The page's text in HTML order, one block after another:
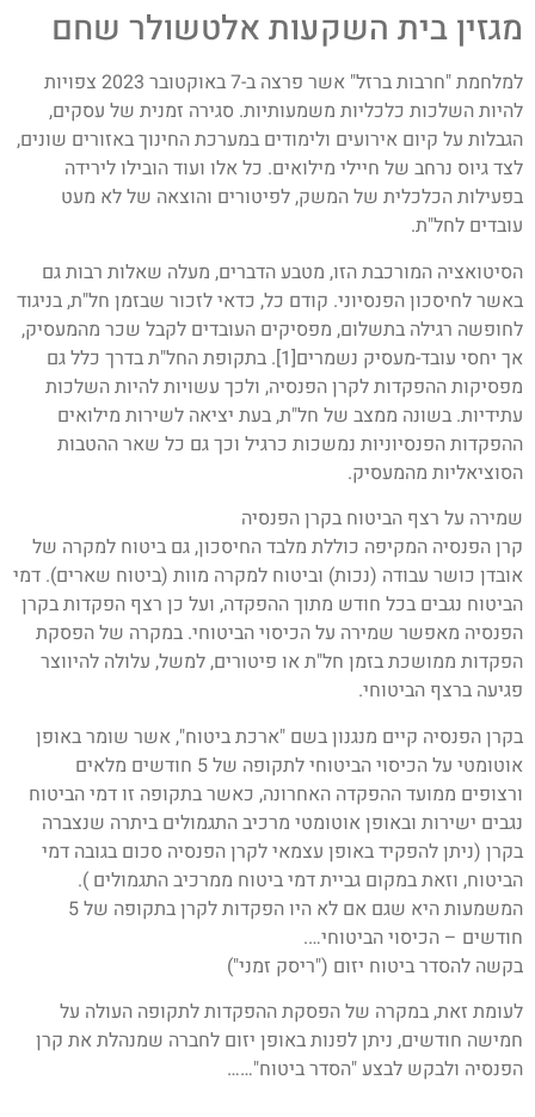
מגזין בית השקעות אלטשולר שחם
למלחמת "חרבות ברזל" אשר פרצה ב-7 באוקטובר 2023 צפויות
להיות השלכות כלכליות משמעותיות. סגירה זמנית של עסקים,
הגבלות על קיום אירועים ולימודים במערכת החינוך באזורים שונים,
לצד גיוס נרחב של חיילי מילואים. כל אלו ועוד הובילו לירידה
בפעילות הכלכלית של המשק, לפיטורים והוצאה של לא מעט
עובדים לחל"ת.
הסיטואציה המורכבת הזו, מטבע הדברים, מעלה שאלות רבות גם
באשר לחיסכון הפנסיוני. קודם כל, כדאי לזכור שבזמן חל"ת, בניגוד
לחופשה רגילה בתשלום, מפסיקים העובדים לקבל שכר מהמעסיק,
אך יחסי עובד-מעסיק נשמרים[1]. בתקופת החל"ת בדרך כלל גם
מפסיקות ההפקדות לקרן הפנסיה, ולכך עשויות להיות השלכות
עתידיות. בשונה ממצב של חל"ת, בעת יציאה לשירות מילואים
ההפקדות הפנסיוניות נמשכות כרגיל וכך גם כל שאר ההטבות
הסוציאליות מהמעסיק.
שמירה על רצף הביטוח בקרן הפנסיה
קרן הפנסיה המקיפה כוללת מלבד החיסכון, גם ביטוח למקרה של
אובדן כושר עבודה (נכות) וביטוח למקרה מוות (ביטוח שארים). דמי
הביטוח נגבים בכל חודש מתוך ההפקדה, ועל כן רצף הפקדות בקרן
הפנסיה מאפשר שמירה על הכיסוי הביטוחי. במקרה של הפסקת
הפקדות ממושכת בזמן חל"ת או פיטורים, למשל, עלולה להיווצר
פגיעה ברצף הביטוחי.
בקרן הפנסיה קיים מנגנון בשם "ארכת ביטוח", אשר שומר באופן
אוטומטי על הכיסוי הביטוחי לתקופה של 5 חודשים מלאים
ורצופים ממועד ההפקדה האחרונה, כאשר בתקופה זו דמי הביטוח
נגבים ישירות ובאופן אוטומטי מרכיב התגמולים ביתרה שנצברה
בקרן (ניתן להפקיד באופן עצמאי לקרן הפנסיה סכום בגובה דמי
הביטוח, וזאת במקום גביית דמי ביטוח ממרכיב התגמולים ).
המשמעות היא שגם אם לא היו הפקדות לקרן בתקופה של 5
חודשים – הכיסוי הביטוחי….
בקשה להסדר ביטוח יזום ("ריסק זמני")
לעומת זאת, במקרה של הפסקת ההפקדות לתקופה העולה על
חמישה חודשים, ניתן לפנות באופן יזום לחברה שמנהלת את קרן
הפנסיה ולבקש לבצע "הסדר ביטוח"……